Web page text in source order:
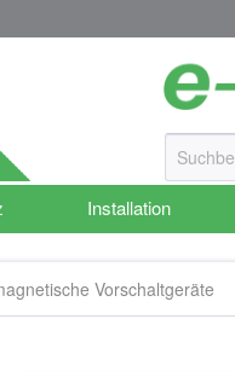
Installation
Vorschaltgeräte